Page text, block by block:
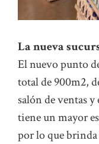
La nueva
El nuevo punto
total de 900m2,
salón de ventas y
tiene un mayor
por lo que brinda